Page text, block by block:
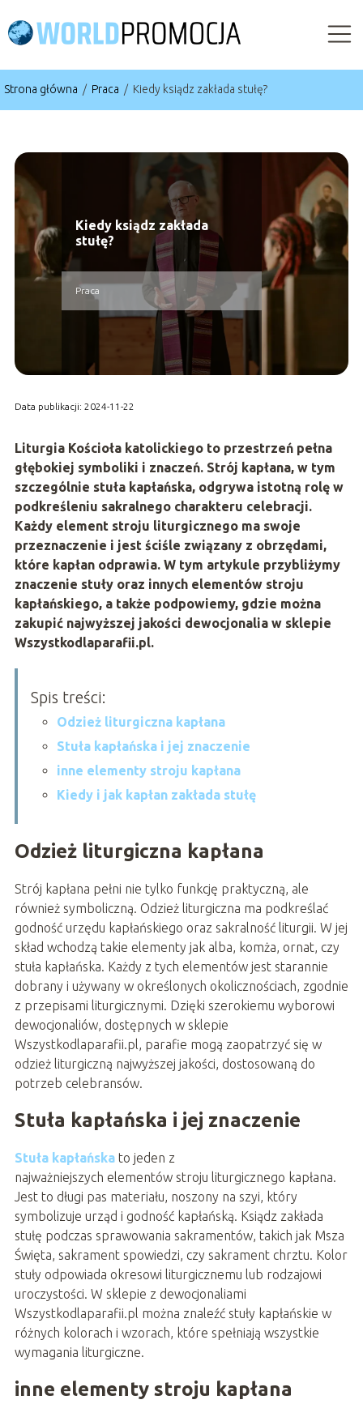
Strona główna / Praca / Kiedy ksiądz zakłada stułę?
Kiedy ksiądz zakłada
stułę?
Praca
Data publikacji: 2024-11-22
Liturgia Kościoła katolickiego to przestrzeń pełna
głębokiej symboliki i znaczeń. Strój kapłana, w tym
szczególnie stuła kapłańska, odgrywa istotną rolę w
podkreśleniu sakralnego charakteru celebracji.
Każdy element stroju liturgicznego ma swoje
przeznaczenie i jest ściśle związany z obrzędami,
które kapłan odprawia. W tym artykule przybliżymy
znaczenie stuły oraz innych elementów stroju
kapłańskiego, a także podpowiemy, gdzie można
zakupić najwyższej jakości dewocjonalia w sklepie
Wszystkodlaparafii.pl.
Spis treści:
Odzież liturgiczna kapłana
Stuła kapłańska i jej znaczenie
inne elementy stroju kapłana
Kiedy i jak kapłan zakłada stułę
Odzież liturgiczna kapłana
Strój kapłana pełni nie tylko funkcję praktyczną, ale
również symboliczną. Odzież liturgiczna ma podkreślać
godność urzędu kapłańskiego oraz sakralność liturgii. W jej
skład wchodzą takie elementy jak alba, komża, ornat, czy
stuła kapłańska. Każdy z tych elementów jest starannie
dobrany i używany w określonych okolicznościach, zgodnie
z przepisami liturgicznymi. Dzięki szerokiemu wyborowi
dewocjonaliów, dostępnych w sklepie
Wszystkodlaparafii.pl, parafie mogą zaopatrzyć się w
odzież liturgiczną najwyższej jakości, dostosowaną do
potrzeb celebransów.
Stuła kapłańska i jej znaczenie
Stuła kapłańskato jeden z
najważniejszych elementów stroju liturgicznego kapłana.
Jest to długi pas materiału, noszony na szyi, który
symbolizuje urząd i godność kapłańską. Ksiądz zakłada
stułę podczas sprawowania sakramentów, takich jak Msza
Święta, sakrament spowiedzi, czy sakrament chrztu. Kolor
stuły odpowiada okresowi liturgicznemu lub rodzajowi
uroczystości. W sklepie z dewocjonaliami
Wszystkodlaparafii.pl można znaleźć stuły kapłańskie w
różnych kolorach i wzorach, które spełniają wszystkie
wymagania liturgiczne.
inne elementy stroju kapłana